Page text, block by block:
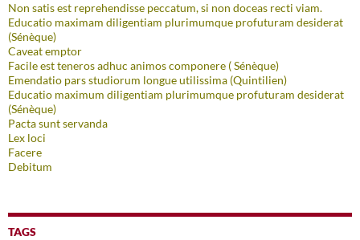
Non satis est reprehendisse peccatum, si non doceas recti viam.
Educatio maximam diligentiam plurimumque profuturam desiderat
(Sénèque)
Caveat emptor
Facile est teneros adhuc animos componere ( Sénèque)
Emendatio pars studiorum longue utilissima (Quintilien)
Educatio maximum diligentiam plurimumque profuturam desiderat
(Sénèque)
Pacta sunt servanda
Lex loci
Facere
Debitum
TAGS